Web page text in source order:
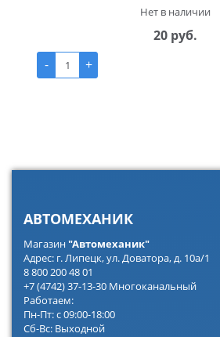
Нет в наличии
20 руб.
-
+
АВТОМЕХАНИК
Магазин"Автомеханик"
Адрес: г. Липецк, ул. Доватора, д. 10а/1
8 800 200 48 01
+7 (4742) 37-13-30 Многоканальный
Работаем:
Пн-Пт: с 09:00-18:00
Сб-Вс: Выходной